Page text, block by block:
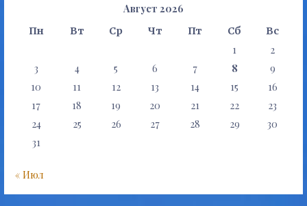
Август 2026
Пн Вт Ср Чт Пт Сб Вс
1
2
3
4 5 6 7 8
9
10
11 12 13 14 15
16
17
18 19 20 21 22
23
24
25 26 27 28 29
30
31
« Июл